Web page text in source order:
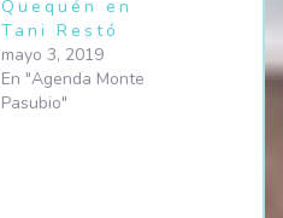
Quequén en
Tani Restó
mayo 3, 2019
En "Agenda Monte
Pasubio"